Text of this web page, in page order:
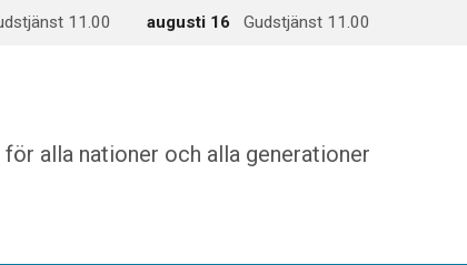
11.00 augusti 16 Gudstjänst 11.00
för alla nationer och alla generationer